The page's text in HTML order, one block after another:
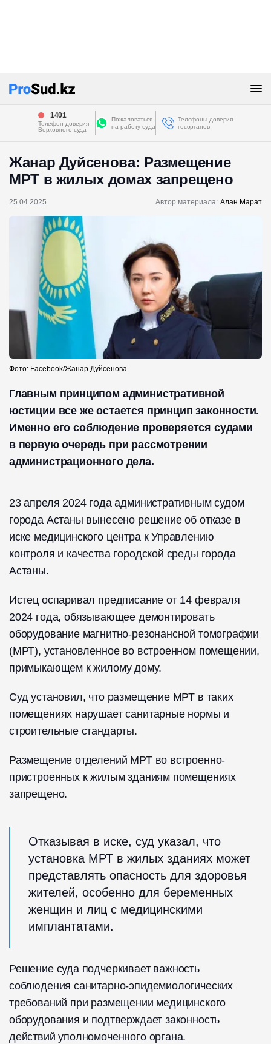
1401
Телефон доверия
Верховного суда
Пожаловаться
на работу суда
Телефоны доверия
госорганов
Жанар Дуйсенова: Размещение
МРТ в жилых домах запрещено
25.04.2025 Автор материала: Алан Марат
Фото: Facebook/Жанар Дуйсенова
Главным принципом административной
юстиции все же остается принцип законности.
Именно его соблюдение проверяется судами
в первую очередь при рассмотрении
администрационного дела.
23 апреля 2024 года административным судом
города Астаны вынесено решение об отказе в
иске медицинского центра к Управлению
контроля и качества городской среды города
Астаны.
Истец оспаривал предписание от 14 февраля
2024 года, обязывающее демонтировать
оборудование магнитно-резонансной томографии
(МРТ), установленное во встроенном помещении,
примыкающем к жилому дому. ​
Суд установил, что размещение МРТ в таких
помещениях нарушает санитарные нормы и
строительные стандарты.
Размещение отделений МРТ во встроенно-
пристроенных к жилым зданиям помещениях
запрещено.
Отказывая в иске, суд указал, что
установка МРТ в жилых зданиях может
представлять опасность для здоровья
жителей, особенно для беременных
женщин и лиц с медицинскими
имплантатами.
Решение суда подчеркивает важность
соблюдения санитарно-эпидемиологических
требований при размещении медицинского
оборудования и подтверждает законность
действий уполномоченного органа.